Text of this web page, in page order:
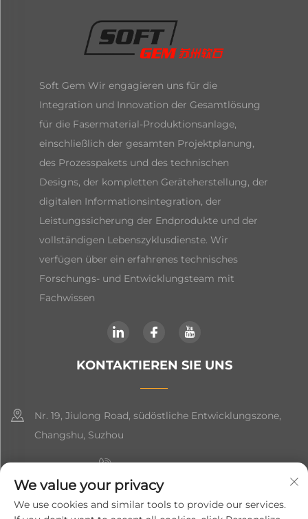
Soft Gem Wir engagieren uns für die
Integration und Innovation der Gesamtlösung
für die Fasermaterial-Produktionsanlage,
einschließlich der gesamten Projektplanung,
des Prozesspakets und des technischen
Designs, der kompletten Geräteherstellung, der
digitalen Informationsintegration, der
Leistungssicherung der Endprodukte und der
vollständigen Lebenszyklusdienste. Wir
verfügen über ein erfahrenes technisches
Forschungs- und Entwicklungsteam mit
Fachwissen
KONTAKTIEREN SIE UNS
Nr. 19, Jiulong Road, südöstliche Entwicklungszone,
Changshu, Suzhou
+86-19906239903
[email protected]
We value your privacy
We use cookies and similar tools to provide our services.